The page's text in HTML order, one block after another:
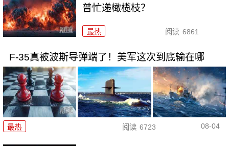
普忙递橄榄枝？
最热 阅读 6861
F-35真被波斯导弹端了！美军这次到底输在哪
最热 阅读 6723 08-04